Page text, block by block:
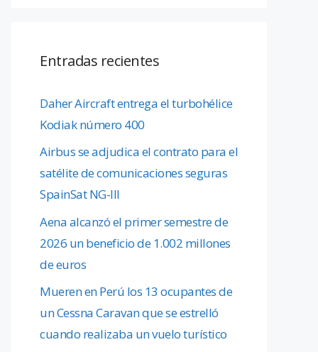
Entradas recientes
Daher Aircraft entrega el turbohélice
Kodiak número 400
Airbus se adjudica el contrato para el
satélite de comunicaciones seguras
SpainSat NG-III
Aena alcanzó el primer semestre de
2026 un beneficio de 1.002 millones
de euros
Mueren en Perú los 13 ocupantes de
un Cessna Caravan que se estrelló
cuando realizaba un vuelo turístico